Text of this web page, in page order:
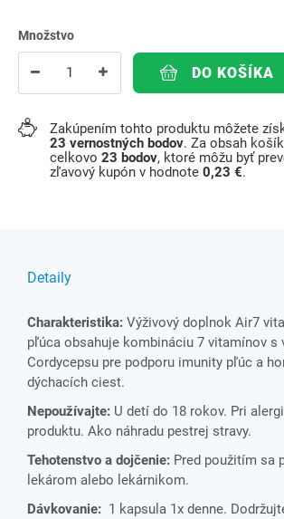
Množstvo
DO KOŠÍKA
Zakúpením tohto produktu môžete
23 vernostných bodov. Za obsah
celkovo 23 bodov, ktoré môžu byť
zľavový kupón v hodnote 0,23 €.
Detaily
Charakteristika: Výživový doplnok Air7
pľúca obsahuje kombináciu 7 vitamínov s
Cordycepsu pre podporu imunity pľúc a
dýchacích ciest.
Nepoužívajte: U detí do 18 rokov. Pri
produktu. Ako náhradu pestrej stravy.
Tehotenstvo a dojčenie: Pred použitím sa
lekárom alebo lekárnikom.
Dávkovanie: 1 kapsula 1x denne.